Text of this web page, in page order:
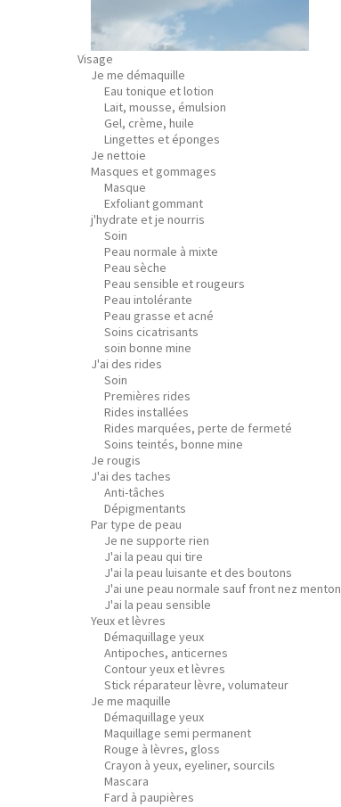
Visage
Je me démaquille
Eau tonique et lotion
Lait, mousse, émulsion
Gel, crème, huile
Lingettes et éponges
Je nettoie
Masques et gommages
Masque
Exfoliant gommant
j'hydrate et je nourris
Soin
Peau normale à mixte
Peau sèche
Peau sensible et rougeurs
Peau intolérante
Peau grasse et acné
Soins cicatrisants
soin bonne mine
J'ai des rides
Soin
Premières rides
Rides installées
Rides marquées, perte de fermeté
Soins teintés, bonne mine
Je rougis
J'ai des taches
Anti-tâches
Dépigmentants
Par type de peau
Je ne supporte rien
J'ai la peau qui tire
J'ai la peau luisante et des boutons
J'ai une peau normale sauf front nez menton
J'ai la peau sensible
Yeux et lèvres
Démaquillage yeux
Antipoches, anticernes
Contour yeux et lèvres
Stick réparateur lèvre, volumateur
Je me maquille
Démaquillage yeux
Maquillage semi permanent
Rouge à lèvres, gloss
Crayon à yeux, eyeliner, sourcils
Mascara
Fard à paupières